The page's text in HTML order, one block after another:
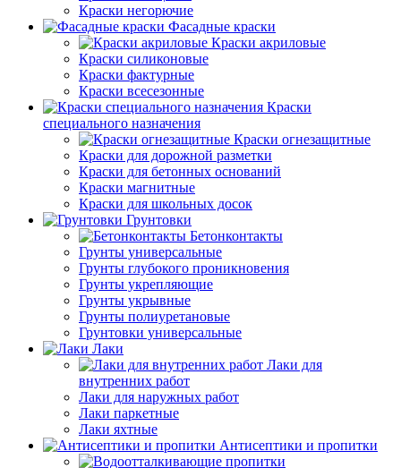
Краски негорючие
Фасадные краски
Краски акриловые
Краски силиконовые
Краски фактурные
Краски всесезонные
Краски
специального назначения
Краски огнезащитные
Краски для дорожной разметки
Краски для бетонных оснований
Краски магнитные
Краски для школьных досок
Грунтовки
Бетонконтакты
Грунты универсальные
Грунты глубокого проникновения
Грунты укрепляющие
Грунты укрывные
Грунты полиуретановые
Грунтовки универсальные
Лаки
Лаки для
внутренних работ
Лаки для наружных работ
Лаки паркетные
Лаки яхтные
Антисептики и пропитки